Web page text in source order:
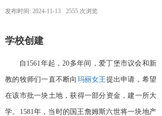
发布时间: 2024-11-13 2555 次浏览
学校创建
自 1561年起，20多年间，爱丁堡市议会和新
教的牧师们一直不断向 玛丽女王提出申请，希望
在该市批一块土地，获得一部分资金，建一所大
学。 1581年，当时的国王詹姆斯六世将一块地产